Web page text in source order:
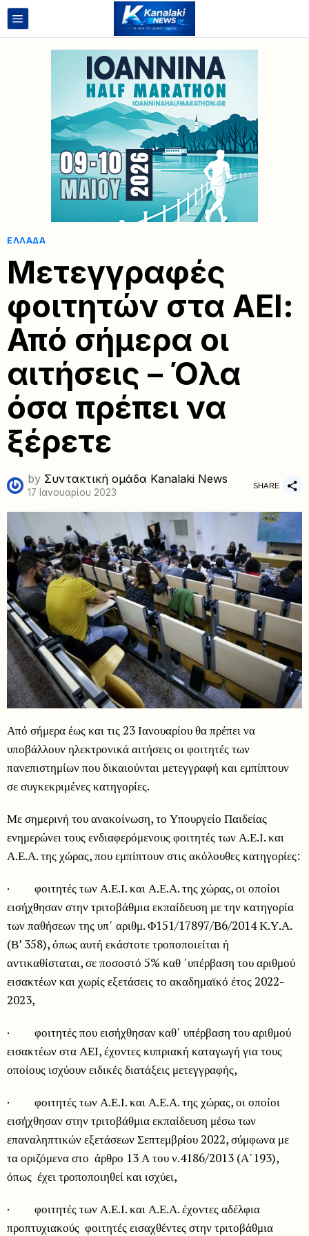
ΕΛΛΆΔΑ
Μετεγγραφές
φοιτητών στα ΑΕΙ:
Από σήμερα οι
αιτήσεις – Όλα
όσα πρέπει να
ξέρετε
by Συντακτική ομάδα Kanalaki News
17 Ιανουαρίου 2023
SHARE
Από σήμερα έως και τις 23 Ιανουαρίου θα πρέπει να
υποβάλλουν ηλεκτρονικά αιτήσεις οι φοιτητές των
πανεπιστημίων που δικαιούνται μετεγγραφή και εμπίπτουν
σε συγκεκριμένες κατηγορίες.
Με σημερινή του ανακοίνωση, το Υπουργείο Παιδείας
ενημερώνει τους ενδιαφερόμενους φοιτητές των Α.Ε.Ι. και
Α.Ε.Α. της χώρας, που εμπίπτουν στις ακόλουθες κατηγορίες:
· φοιτητές των Α.Ε.Ι. και Α.Ε.Α. της χώρας, οι οποίοι
εισήχθησαν στην τριτοβάθμια εκπαίδευση με την κατηγορία
των παθήσεων της υπ΄ αριθμ. Φ151/17897/Β6/2014 Κ.Υ.Α.
(Β’ 358), όπως αυτή εκάστοτε τροποποιείται ή
αντικαθίσταται, σε ποσοστό 5% καθ ΄υπέρβαση του αριθμού
εισακτέων και χωρίς εξετάσεις το ακαδημαϊκό έτος 2022-
2023,
· φοιτητές που εισήχθησαν καθ΄ υπέρβαση του αριθμού
εισακτέων στα ΑΕΙ, έχοντες κυπριακή καταγωγή για τους
οποίους ισχύουν ειδικές διατάξεις μετεγγραφής,
· φοιτητές των Α.Ε.Ι. και Α.Ε.Α. της χώρας, οι οποίοι
εισήχθησαν στην τριτοβάθμια εκπαίδευση μέσω των
επαναληπτικών εξετάσεων Σεπτεμβρίου 2022, σύμφωνα με
τα οριζόμενα στο άρθρο 13 Α του ν.4186/2013 (Α΄193),
όπως έχει τροποποιηθεί και ισχύει,
· φοιτητές των Α.Ε.Ι. και Α.Ε.Α. έχοντες αδέλφια
προπτυχιακούς φοιτητές εισαχθέντες στην τριτοβάθμια